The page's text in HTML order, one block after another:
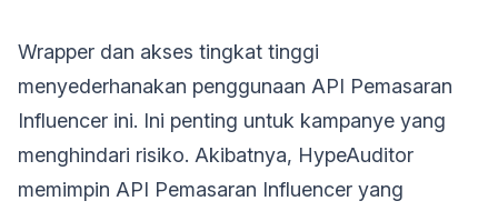
Wrapper dan akses tingkat tinggi
menyederhanakan penggunaan API Pemasaran
Influencer ini. Ini penting untuk kampanye yang
menghindari risiko. Akibatnya, HypeAuditor
memimpin API Pemasaran Influencer yang